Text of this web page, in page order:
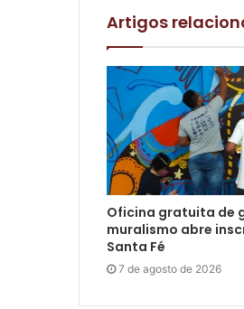
Artigos
Oficina gratuita de
muralismo abre
Santa Fé
7 de agosto de 2026